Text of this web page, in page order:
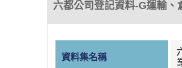
六都公司登記資料-G運輸、
資料集名稱